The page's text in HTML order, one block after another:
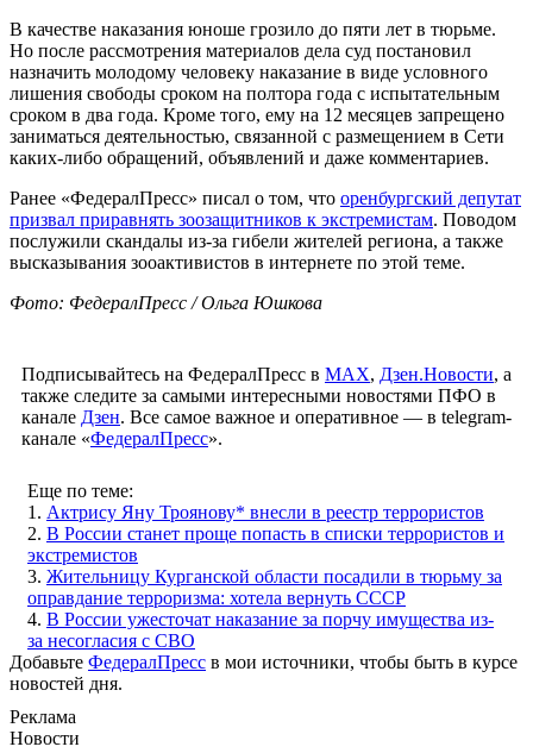
В качестве наказания юноше грозило до пяти лет в тюрьме.
Но после рассмотрения материалов дела суд постановил
назначить молодому человеку наказание в виде условного
лишения свободы сроком на полтора года с испытательным
сроком в два года. Кроме того, ему на 12 месяцев запрещено
заниматься деятельностью, связанной с размещением в Сети
каких-либо обращений, объявлений и даже комментариев.
Ранее «ФедералПресс» писал о том, что оренбургский депутат
призвал приравнять зоозащитников к экстремистам. Поводом
послужили скандалы из-за гибели жителей региона, а также
высказывания зооактивистов в интернете по этой теме.
Фото: ФедералПресс / Ольга Юшкова
Подписывайтесь на ФедералПресс в МАХ, Дзен.Новости, а
также следите за самыми интересными новостями ПФО в
канале Дзен. Все самое важное и оперативное — в telegram-
канале «ФедералПресс».
Еще по теме:
1. Актрису Яну Троянову* внесли в реестр террористов
2. В России станет проще попасть в списки террористов и
экстремистов
3. Жительницу Курганской области посадили в тюрьму за
оправдание терроризма: хотела вернуть СССР
4. В России ужесточат наказание за порчу имущества из-
за несогласия с СВО
Добавьте ФедералПресс в мои источники, чтобы быть в курсе
новостей дня.
Реклама
Новости